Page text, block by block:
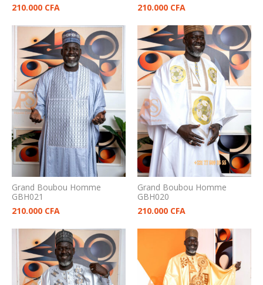
210.000 CFA
210.000 CFA
Grand Boubou Homme
GBH021
210.000 CFA
Grand Boubou Homme
GBH020
210.000 CFA